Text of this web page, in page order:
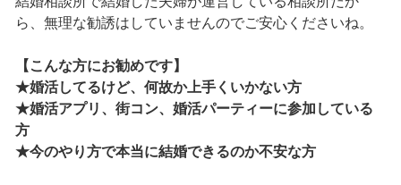
ら、無理な勧誘はしていませんのでご安心くださいね。
【こんな方にお勧めです】
★婚活してるけど、何故か上手くいかない方
★婚活アプリ、街コン、婚活パーティーに参加している
方
★今のやり方で本当に結婚できるのか不安な方